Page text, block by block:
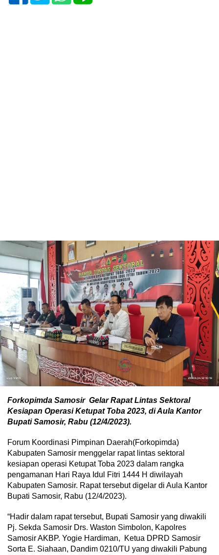
Forkopimda Samosir Gelar Rapat Lintas Sektoral
Kesiapan Operasi Ketupat Toba 2023, di Aula Kantor
Bupati Samosir, Rabu (12/4/2023).
Forum Koordinasi Pimpinan Daerah(Forkopimda)
Kabupaten Samosir menggelar rapat lintas sektoral
kesiapan operasi Ketupat Toba 2023 dalam rangka
pengamanan Hari Raya Idul Fitri 1444 H diwilayah
Kabupaten Samosir. Rapat tersebut digelar di Aula Kantor
Bupati Samosir, Rabu (12/4/2023).
“Hadir dalam rapat tersebut, Bupati Samosir yang diwakili
Pj. Sekda Samosir Drs. Waston Simbolon, Kapolres
Samosir AKBP. Yogie Hardiman, Ketua DPRD Samosir
Sorta E. Siahaan, Dandim 0210/TU yang diwakili Pabung